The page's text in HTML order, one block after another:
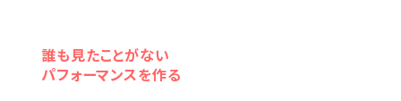
誰も見たことがない
パフォーマンスを作る